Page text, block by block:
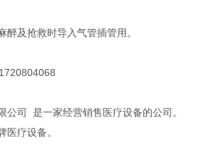
醉及抢救时导入气管插管用。
公司 是一家经营销售医疗设备的公司。
医疗设备。